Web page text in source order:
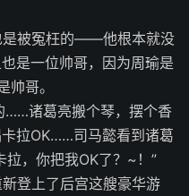
是被冤枉的——他根本就没
是一位帅哥，因为周瑜是
哥。
……诸葛亮搬个琴，摆个香
拉OK……司马懿看到诸葛
拉，你把我OK了？~！”
登上了后宫这艘豪华游